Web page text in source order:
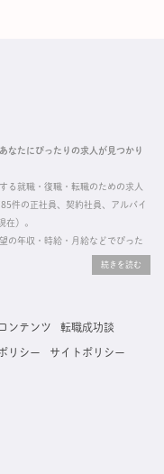
なたにぴったりの求人が見つかり
る就職・復職・転職のための求人
件の正社員、契約社員、アルバイ
在）。
の年収・時給・月給などでぴった
規の求人情報です。応募いただい
職できます。
ンテンツ 転職成功談
リシー サイトポリシー